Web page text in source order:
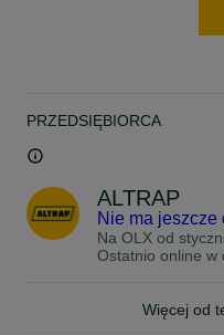
- CERTYFIKAT ECJiP
- rekomendacja IMB
- powierzchnia
- góra płaska (bez rantów)
- środek wypełniony bardzo
- bardzo lekkie
- łatwość w transporcie
- wysokość załadunku
- wszechstronne
Kupując POLSKIE
PRZEDSIĘBIORCA
ALTRAP
Nie ma jeszcze
Na OLX od
Ostatnio online w
Więcej od